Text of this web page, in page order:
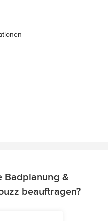
Badplanung &
beauftragen?